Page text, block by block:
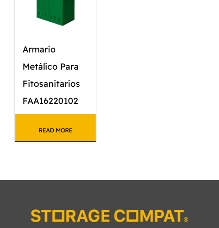
Armario
Metálico Para
Fitosanitarios
FAA16220102
READ MORE